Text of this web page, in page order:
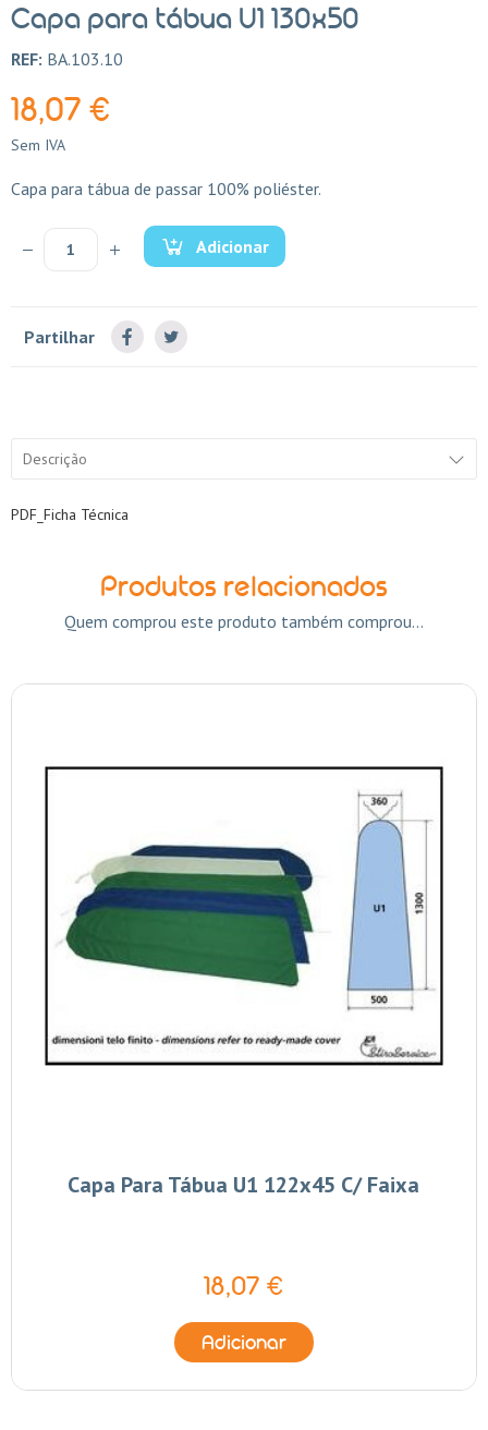
Capa para tábua U1 130x50
REF: BA.103.10
18,07 €
Sem IVA
Capa para tábua de passar 100% poliéster.
Adicionar
Partilhar
Descrição
PDF_Ficha Técnica
Produtos relacionados
Quem comprou este produto também comprou...
Capa Para Tábua U1 122x45 C/ Faixa
18,07 €
Adicionar